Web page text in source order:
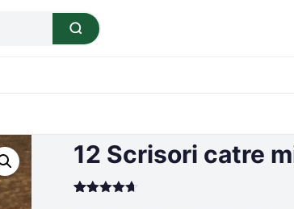
12 Scrisori catre